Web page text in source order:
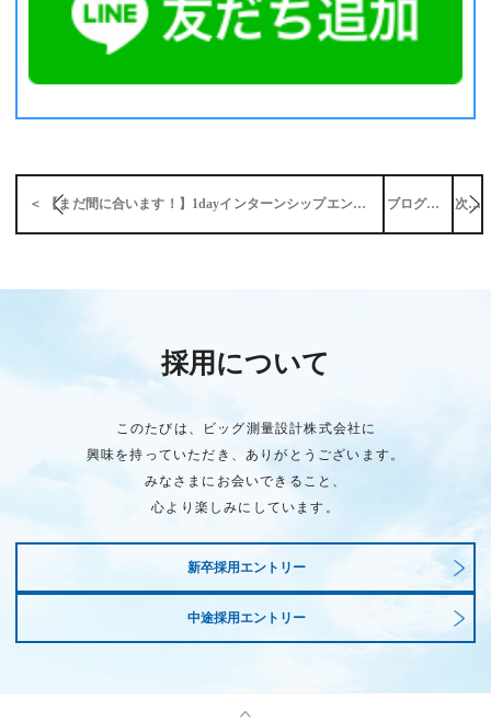
＜ 【まだ間に合います！】1dayインターンシップエントリー ブログ一覧 次へ
採用について
このたびは、ビッグ測量設計株式会社に
興味を持っていただき、ありがとうございます。
みなさまにお会いできること、
心より楽しみにしています。
新卒採用エントリー
中途採用エントリー